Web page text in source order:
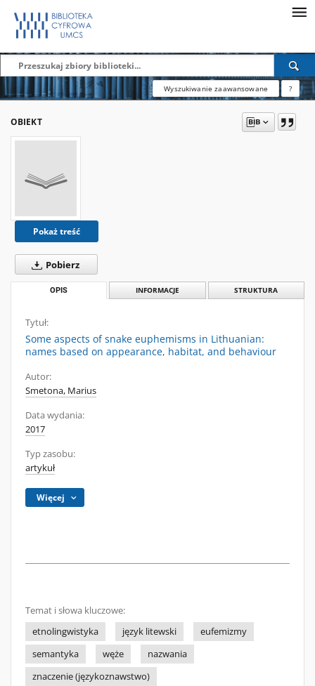
Wyszukiwanie zaawansowane ?
OBIEKT
Pokaż treść
Pobierz
OPIS INFORMACJE STRUKTURA
Tytuł:
Some aspects of snake euphemisms in Lithuanian:
names based on appearance, habitat, and behaviour
Autor:
Smetona, Marius
Data wydania:
2017
Typ zasobu:
artykuł
Więcej
Temat i słowa kluczowe:
etnolingwistyka
język litewski
eufemizmy
semantyka
węże
nazwania
znaczenie (językoznawstwo)